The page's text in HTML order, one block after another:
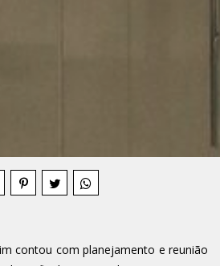
contou com planejamento e reunião